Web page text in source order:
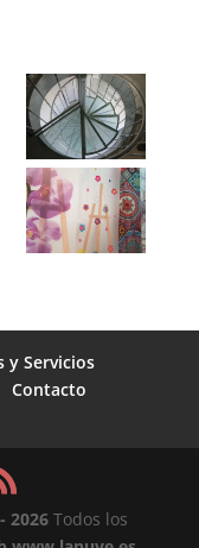
y Servicios
Contacto
2026 Todos los